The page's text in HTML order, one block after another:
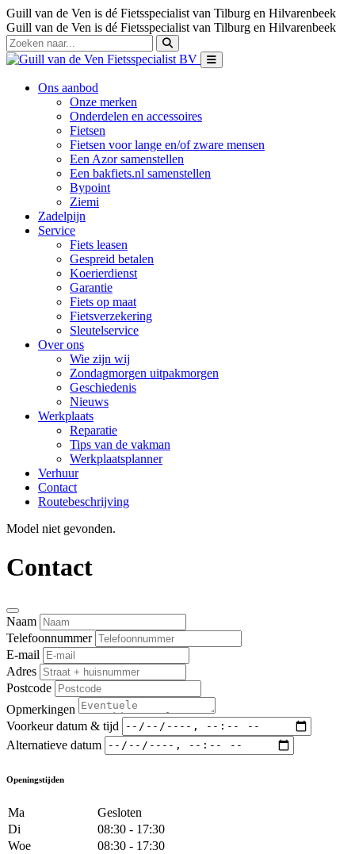
Guill van de Ven is dé Fietsspecialist van Tilburg en Hilvarenbeek
Guill van de Ven is dé Fietsspecialist van Tilburg en Hilvarenbeek
Ons aanbod
Onze merken
Onderdelen en accessoires
Fietsen
Fietsen voor lange en/of zware mensen
Een Azor samenstellen
Een bakfiets.nl samenstellen
Bypoint
Ziemi
Zadelpijn
Service
Fiets leasen
Gespreid betalen
Koerierdienst
Garantie
Fiets op maat
Fietsverzekering
Sleutelservice
Over ons
Wie zijn wij
Zondagmorgen uitpakmorgen
Geschiedenis
Nieuws
Werkplaats
Reparatie
Tips van de vakman
Werkplaatsplanner
Verhuur
Contact
Routebeschrijving
Model niet gevonden.
Contact
Naam
Telefoonnummer
E-mail
Adres
Postcode
Opmerkingen
Voorkeur datum & tijd
Alternatieve datum
Openingstijden
Ma
Gesloten
Di
08:30 - 17:30
Woe
08:30 - 17:30